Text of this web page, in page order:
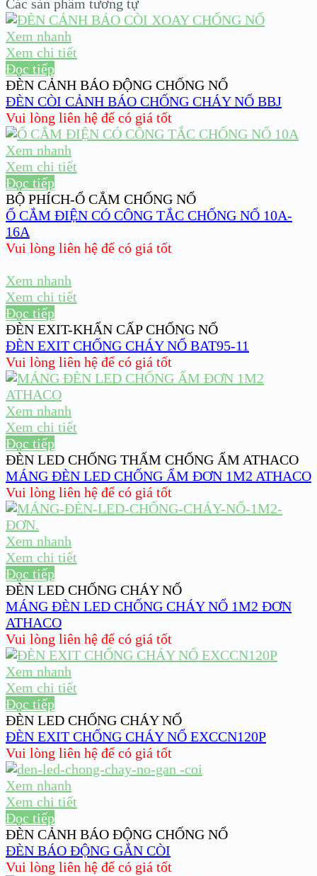
Các sản phẩm tương tự
Xem nhanh
Xem chi tiết
Đọc tiếp
ĐÈN CẢNH BÁO ĐỘNG CHỐNG NỔ
ĐÈN CÒI CẢNH BÁO CHỐNG CHÁY NỔ BBJ
Vui lòng liên hệ để có giá tốt
Xem nhanh
Xem chi tiết
Đọc tiếp
BỘ PHÍCH-Ổ CẮM CHỐNG NỔ
Ổ CẮM ĐIỆN CÓ CÔNG TẮC CHỐNG NỔ 10A-
16A
Vui lòng liên hệ để có giá tốt
Xem nhanh
Xem chi tiết
Đọc tiếp
ĐÈN EXIT-KHẨN CẤP CHỐNG NỔ
ĐÈN EXIT CHỐNG CHÁY NỔ BAT95-11
Vui lòng liên hệ để có giá tốt
Xem nhanh
Xem chi tiết
Đọc tiếp
ĐÈN LED CHỐNG THẤM CHỐNG ẨM ATHACO
MÁNG ĐÈN LED CHỐNG ẨM ĐƠN 1M2 ATHACO
Vui lòng liên hệ để có giá tốt
Xem nhanh
Xem chi tiết
Đọc tiếp
ĐÈN LED CHỐNG CHÁY NỔ
MÁNG ĐÈN LED CHỐNG CHÁY NỔ 1M2 ĐƠN
ATHACO
Vui lòng liên hệ để có giá tốt
Xem nhanh
Xem chi tiết
Đọc tiếp
ĐÈN LED CHỐNG CHÁY NỔ
ĐÈN EXIT CHỐNG CHÁY NỔ EXCCN120P
Vui lòng liên hệ để có giá tốt
Xem nhanh
Xem chi tiết
Đọc tiếp
ĐÈN CẢNH BÁO ĐỘNG CHỐNG NỔ
ĐÈN BÁO ĐỘNG GẮN CÒI
Vui lòng liên hệ để có giá tốt